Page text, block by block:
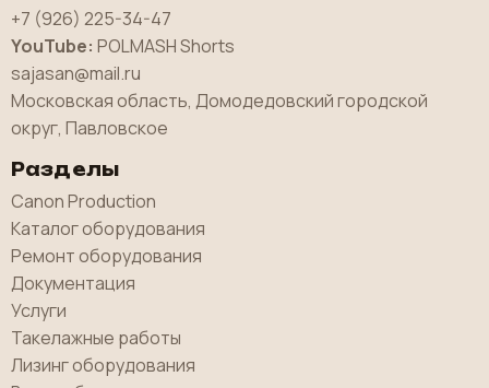
+7 (926) 225-34-47
YouTube: POLMASH Shorts
sajasan@mail.ru
Московская область, Домодедовский городской
округ, Павловское
Разделы
Canon Production
Каталог оборудования
Ремонт оборудования
Документация
Услуги
Такелажные работы
Лизинг оборудования